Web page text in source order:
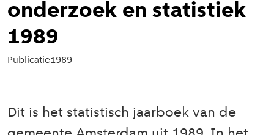
onderzoek en statistiek
1989
Publicatie1989
Dit is het statistisch jaarboek van de